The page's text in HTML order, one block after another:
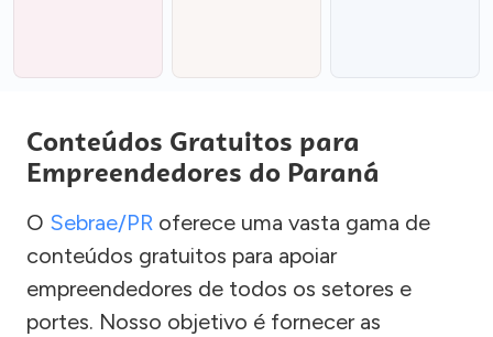
Conteúdos Gratuitos para
Empreendedores do Paraná
O Sebrae/PR oferece uma vasta gama de
conteúdos gratuitos para apoiar
empreendedores de todos os setores e
portes. Nosso objetivo é fornecer as